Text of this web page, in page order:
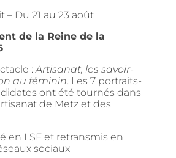
– Du 21 au 23 août
de la Reine de la
:Artisanat, les savoir-
au féminin. Les 7 portraits-
ont été tournés dans
de Metz et des
en LSF et retransmis en
sociaux